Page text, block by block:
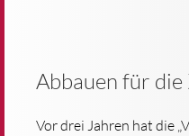
Abbauen für
Vor drei Jahren hat die